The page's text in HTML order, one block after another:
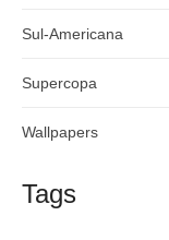
Sul-Americana
Supercopa
Wallpapers
Tags